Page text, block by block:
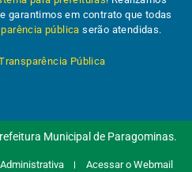
garantimos em contrato que todas
pública serão atendidas.
Pública
Municipal de Paragominas.
Acessar o Webmail